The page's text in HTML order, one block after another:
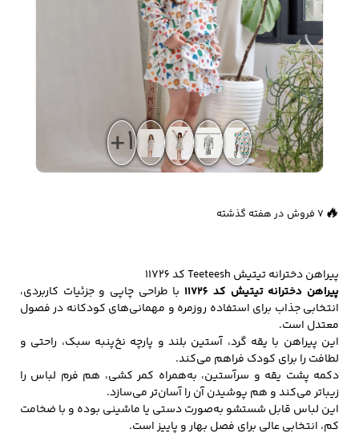
زیبایی و سلامت
خانه و آشپزخانه
شلوارک مردانه ژاکت و پلیور مردانه
شلوار جین مردانه
شلوار پارچه ای
مردانه
مردانه
کفش مردانه شال و کلاه مردانه چتر مردانه
+1
پیراهن دخترانه تیتیش Teeteesh کد 11726
پیراهن دخترانه تیتیش کد 11726
با طراحی چاپی و جزئیات کاربردی،
انتخابی جذاب برای استفاده روزمره و مهمانی‌های کودکانه در فصول
معتدل است.
این پیراهن با یقه گرد، آستین بلند و پارچه نخ‌پنبه سبک، راحتی و
لطافت را برای کودک فراهم می‌کند.
دکمه پشت یقه و سرآستین، به‌همراه کمر کشی، هم فرم لباس را
زیباتر می‌کند و هم پوشیدن آن را آسان‌تر می‌سازد.
این لباس قابل شستشو به‌صورت دستی یا ماشینی بوده و با ضخامت
کم، انتخابی عالی برای فصل بهار و پاییز است.
🔥 7 فروش در هفته گذشته